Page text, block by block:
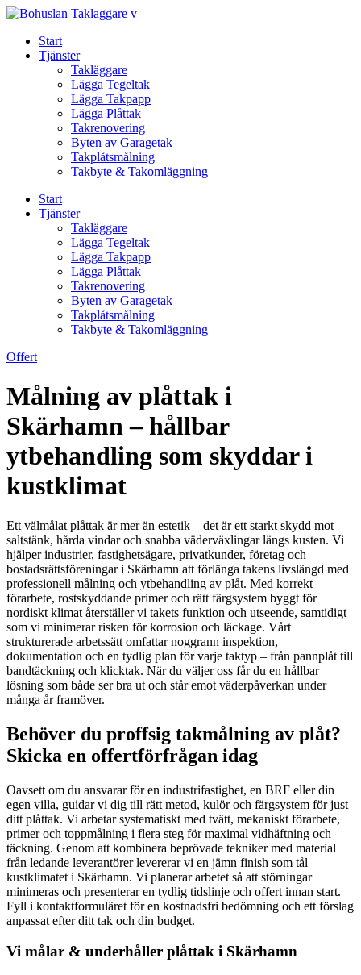
Skip
contentStart
Tjänster
Takläggare
Lägga Tegeltak
Lägga Takpapp
Lägga Plåttak
Takrenovering
Byten av Garagetak
Takplåtsmålning
Takbyte & Takomläggning
Start
Tjänster
Takläggare
Lägga Tegeltak
Lägga Takpapp
Lägga Plåttak
Takrenovering
Byten av Garagetak
Takplåtsmålning
Takbyte & Takomläggning
Offert
Målning av plåttak i
Skärhamn – hållbar
ytbehandling som skyddar i
kustklimat
Ett välmålat plåttak är mer än estetik – det är ett starkt skydd mot
saltstänk, hårda vindar och snabba väderväxlingar längs kusten. Vi
hjälper industrier, fastighetsägare, privatkunder, företag och
bostadsrättsföreningar i Skärhamn att förlänga takens livslängd med
professionell målning och ytbehandling av plåt. Med korrekt
förarbete, rostskyddande primer och rätt färgsystem byggt för
nordiskt klimat återställer vi takets funktion och utseende, samtidigt
som vi minimerar risken för korrosion och läckage. Vårt
strukturerade arbetssätt omfattar noggrann inspektion,
dokumentation och en tydlig plan för varje taktyp – från pannplåt till
bandtäckning och klicktak. När du väljer oss får du en hållbar
lösning som både ser bra ut och står emot väderpåverkan under
många år framöver.
Behöver du proffsig takmålning av plåt?
Skicka en offertförfrågan idag
Oavsett om du ansvarar för en industrifastighet, en BRF eller din
egen villa, guidar vi dig till rätt metod, kulör och färgsystem för just
ditt plåttak. Vi arbetar systematiskt med tvätt, mekaniskt förarbete,
primer och toppmålning i flera steg för maximal vidhäftning och
täckning. Genom att kombinera beprövade tekniker med material
från ledande leverantörer levererar vi en jämn finish som tål
kustklimatet i Skärhamn. Vi planerar arbetet så att störningar
minimeras och presenterar en tydlig tidslinje och offert innan start.
Fyll i kontaktformuläret för en kostnadsfri bedömning och ett förslag
anpassat efter ditt tak och din budget.
Vi målar & underhåller plåttak i Skärhamn